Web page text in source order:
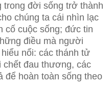
đời sống trở thành
chúng ta cái nhìn lạc
cố cuộc sống; đức tin
điều mà người
nổi: các thánh tử
chết đau thương, các
để hoàn toàn sống theo